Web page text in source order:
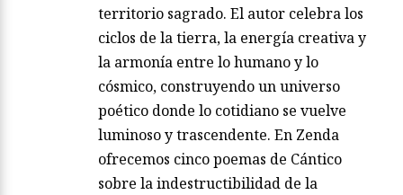
territorio sagrado. El autor celebra los
ciclos de la tierra, la energía creativa y
la armonía entre lo humano y lo
cósmico, construyendo un universo
poético donde lo cotidiano se vuelve
luminoso y trascendente. En Zenda
ofrecemos cinco poemas de Cántico
sobre la indestructibilidad de la